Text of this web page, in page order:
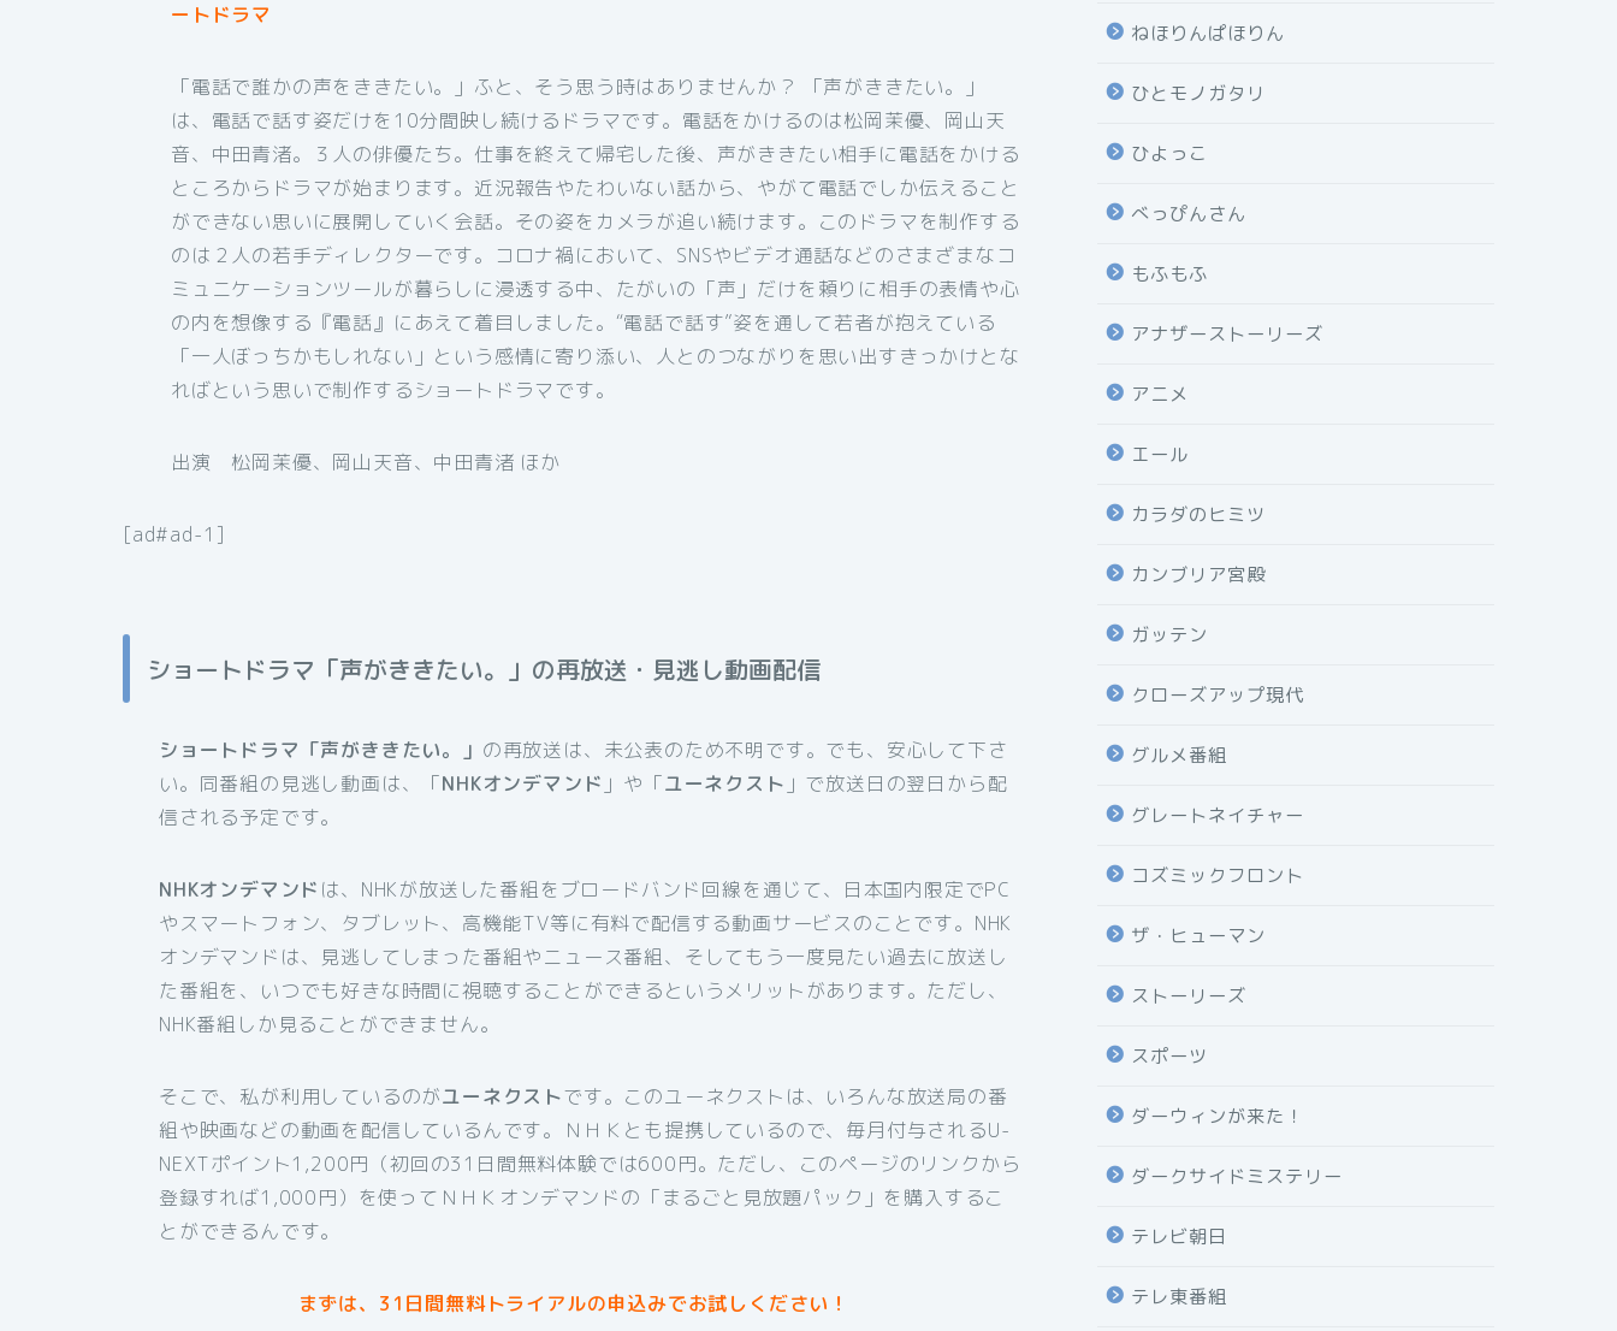
ートドラマ
「電話で誰かの声をききたい。」ふと、そう思う時はありませんか？ 「声がききたい。」
は、電話で話す姿だけを10分間映し続けるドラマです。電話をかけるのは松岡茉優、岡山天
音、中田青渚。３人の俳優たち。仕事を終えて帰宅した後、声がききたい相手に電話をかける
ところからドラマが始まります。近況報告やたわいない話から、やがて電話でしか伝えること
ができない思いに展開していく会話。その姿をカメラが追い続けます。このドラマを制作する
のは２人の若手ディレクターです。コロナ禍において、SNSやビデオ通話などのさまざまなコ
ミュニケーションツールが暮らしに浸透する中、たがいの「声」だけを頼りに相手の表情や心
の内を想像する『電話』にあえて着目しました。“電話で話す”姿を通して若者が抱えている
「一人ぼっちかもしれない」という感情に寄り添い、人とのつながりを思い出すきっかけとな
ればという思いで制作するショートドラマです。
出演 松岡茉優、岡山天音、中田青渚 ほか
[ad#ad-1]
ショートドラマ「声がききたい。」の再放送・見逃し動画配信
ショートドラマ「声がききたい。」 の再放送は、未公表のため不明です。でも、安心して下さ
い。同番組の見逃し動画は、「NHKオンデマンド 」や「ユーネクスト 」で放送日の翌日から配
信される予定です。
NHKオンデマンド は、NHKが放送した番組をブロードバンド回線を通じて、日本国内限定でPC
やスマートフォン、タブレット、高機能TV等に有料で配信する動画サービスのことです。NHK
オンデマンドは、見逃してしまった番組やニュース番組、そしてもう一度見たい過去に放送し
た番組を、いつでも好きな時間に視聴することができるというメリットがあります。ただし、
NHK番組しか見ることができません。
そこで、私が利用しているのがユーネクストです。このユーネクストは、いろんな放送局の番
組や映画などの動画を配信しているんです。ＮＨＫとも提携しているので、毎月付与されるU-
NEXTポイント1,200円（初回の31日間無料体験では600円。ただし、このページのリンクから
登録すれば1,000円）を使ってＮＨＫオンデマンドの「まるごと見放題パック」を購入するこ
とができるんです。
まずは、31日間無料トライアルの申込みでお試しください！
ねほりんぱほりん
ひとモノガタリ
ひよっこ
べっぴんさん
もふもふ
アナザーストーリーズ
アニメ
エール
カラダのヒミツ
カンブリア宮殿
ガッテン
クローズアップ現代
グルメ番組
グレートネイチャー
コズミックフロント
ザ・ヒューマン
ストーリーズ
スポーツ
ダーウィンが来た！
ダークサイドミステリー
テレビ朝日
テレ東番組